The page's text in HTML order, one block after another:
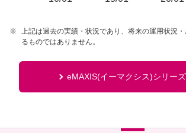
※
上記は過去の実績・状況であり、将来の運用状況
るものではありません。
eMAXIS(イーマクシス)シリー